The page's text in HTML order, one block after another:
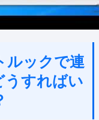
ルックで連
うすればい